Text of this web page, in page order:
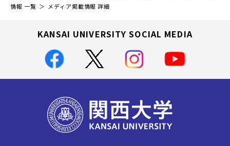
情報 一覧
メディア掲載情報 詳細
KANSAI UNIVERSITY SOCIAL MEDIA